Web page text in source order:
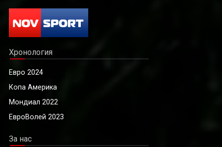
Хронология
Евро 2024
Копа Америка
Мондиал 2022
ЕвроВолей 2023
За нас